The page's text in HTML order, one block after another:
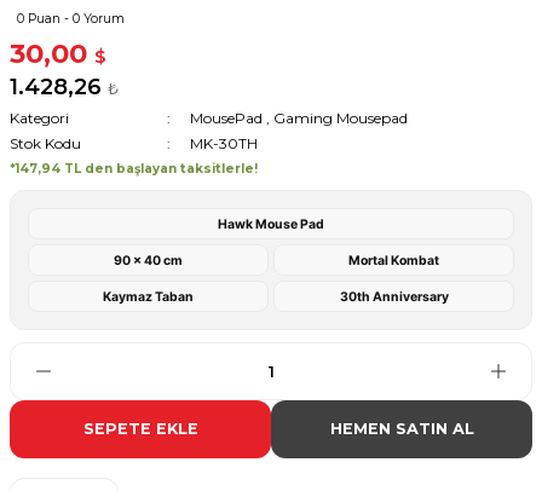
0 Puan - 0 Yorum
30,00 $
1.428,26 ₺
Kategori
MousePad , Gaming Mousepad
Stok Kodu
MK-30TH
*147,94 TL den başlayan taksitlerle!
Hawk Mouse Pad
90 x 40 cm Mortal Kombat
Kaymaz Taban 30th Anniversary
SEPETE EKLE HEMEN SATIN AL